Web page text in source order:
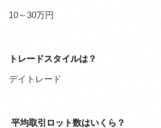
10～30万円
トレードスタイルは？
デイトレード
平均取引ロット数はいくら？